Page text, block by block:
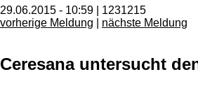
29.06.2015 - 10:59 | 1231215
vorherige Meldung
nächste Meldung
Ceresana untersucht